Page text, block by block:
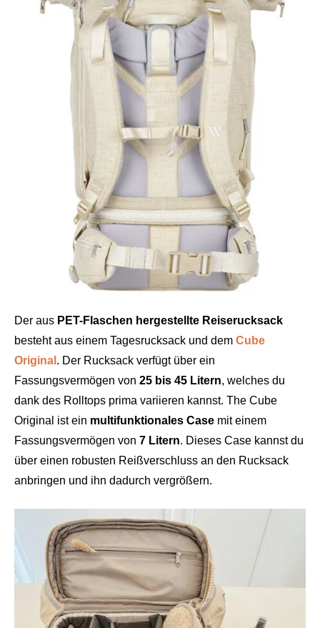
Der aus PET-Flaschen hergestellte Reiserucksack
besteht aus einem Tagesrucksack und dem Cube
Original . Der Rucksack verfügt über ein
Fassungsvermögen von 25 bis 45 Litern, welches du
dank des Rolltops prima variieren kannst. The Cube
Original ist ein multifunktionales Case mit einem
Fassungsvermögen von 7 Litern. Dieses Case kannst du
über einen robusten Reißverschluss an den Rucksack
anbringen und ihn dadurch vergrößern.